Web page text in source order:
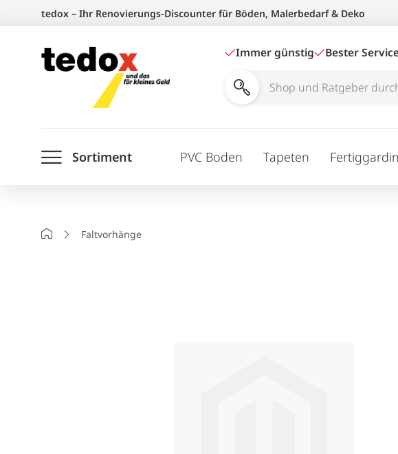
springen
tedox – Ihr Renovierungs-Discounter für Böden, Malerbedarf & Deko
Immer günstig Bester
Shop
durchsuchen
Sortiment PVC Boden Tapeten
StartseiteFaltvorhänge